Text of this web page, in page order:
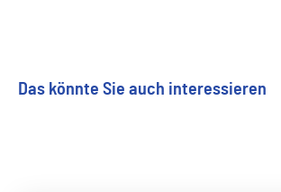
Das könnte Sie auch interessieren